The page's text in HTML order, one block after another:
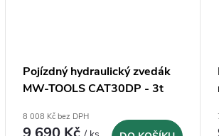
Pojízdný hydraulický zvedák
MW-TOOLS CAT30DP - 3t
8 008 Kč bez DPH